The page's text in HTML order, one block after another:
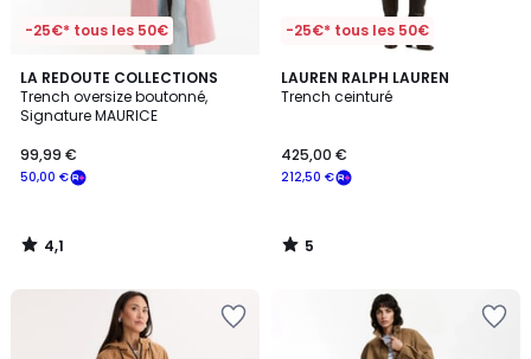
-25€* tous les 50€
LA REDOUTE COLLECTIONS
Trench oversize boutonné,
Signature MAURICE
50,00 €
99,99 €
4,1
/ 5
4,1
/
-25€* tous les 50€
LAUREN RALPH LAUREN
Trench ceinturé
212,50 €
425,00 €
5
/
5
/